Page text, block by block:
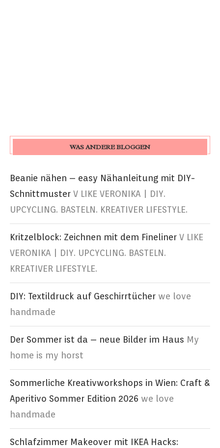
WAS ANDERE BLOGGEN
Beanie nähen – easy Nähanleitung mit DIY-
Schnittmuster V LIKE VERONIKA | DIY.
UPCYCLING. BASTELN. KREATIVER LIFESTYLE.
Kritzelblock: Zeichnen mit dem Fineliner V LIKE
VERONIKA | DIY. UPCYCLING. BASTELN.
KREATIVER LIFESTYLE.
DIY: Textildruck auf Geschirrtücher we love
handmade
Der Sommer ist da – neue Bilder im Haus My
home is my horst
Sommerliche Kreativworkshops in Wien: Craft &
Aperitivo Sommer Edition 2026 we love
handmade
Schlafzimmer Makeover mit IKEA Hacks: